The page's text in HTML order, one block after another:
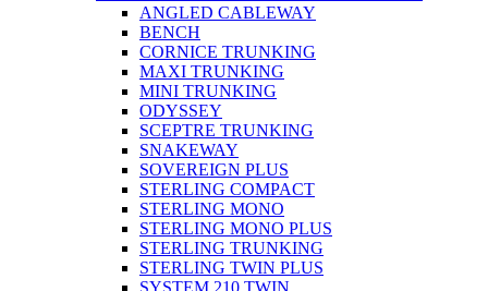
ANGLED CABLEWAY
BENCH
CORNICE TRUNKING
MAXI TRUNKING
MINI TRUNKING
ODYSSEY
SCEPTRE TRUNKING
SNAKEWAY
SOVEREIGN PLUS
STERLING COMPACT
STERLING MONO
STERLING MONO PLUS
STERLING TRUNKING
STERLING TWIN PLUS
SYSTEM 210 TWIN